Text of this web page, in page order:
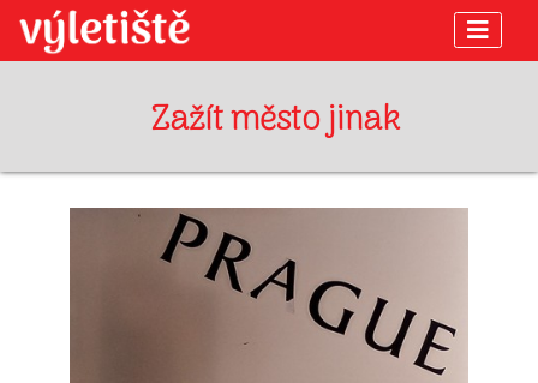
Zažít město jinak